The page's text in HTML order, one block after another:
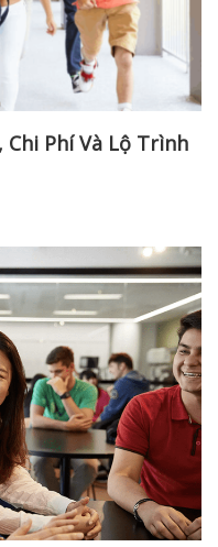
Chi Phí Và Lộ Trình